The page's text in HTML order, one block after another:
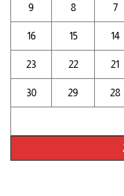
7
8
9
14
15
16
21
22
23
28
29
30